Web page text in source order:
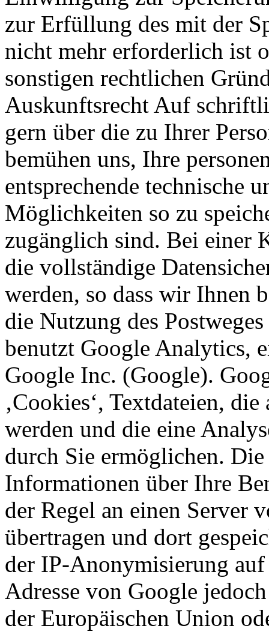
zur Erfüllung des mit der
nicht mehr erforderlich ist
sonstigen rechtlichen
Auskunftsrecht Auf
gern über die zu Ihrer
bemühen uns, Ihre
entsprechende technische
Möglichkeiten so zu
zugänglich sind. Bei einer
die vollständige
werden, so dass wir Ihnen
die Nutzung des
benutzt Google Analytics,
Google Inc. (Google).
‚Cookies‘, Textdateien,
werden und die eine
durch Sie ermöglichen.
Informationen über Ihre
der Regel an einen Server
übertragen und dort
der IP-Anonymisierung
Adresse von Google
der Europäischen Union